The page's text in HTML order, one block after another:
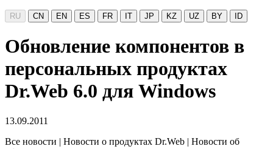
RU CN EN ES FR IT JP KZ UZ BY ID
Обновление компонентов в
персональных продуктах
Dr.Web 6.0 для Windows
13.09.2011
Все новости | Новости о продуктах Dr.Web | Новости об